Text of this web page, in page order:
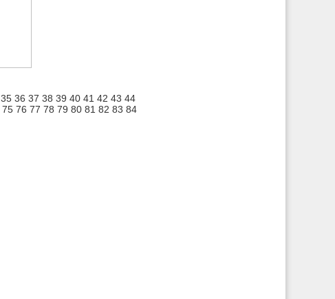
35 36 37 38 39 40 41 42 43 44
75 76 77 78 79 80 81 82 83 84